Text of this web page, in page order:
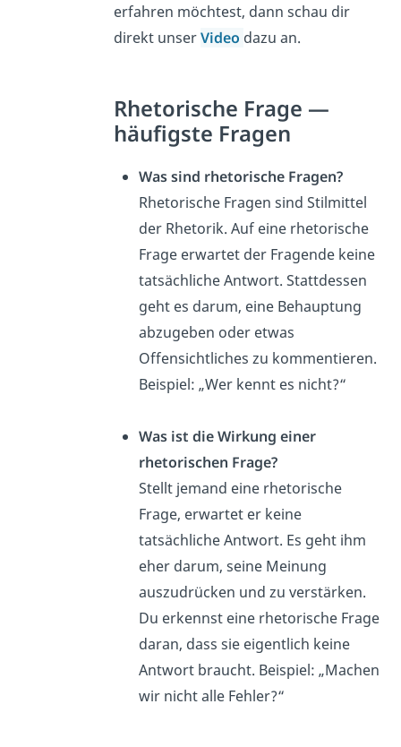
erfahren möchtest, dann schau dir
direkt unserVideo dazu an.
Rhetorische Frage —
häufigste Fragen
Was sind rhetorische Fragen?
Rhetorische Fragen sind Stilmittel
der Rhetorik. Auf eine rhetorische
Frage erwartet der Fragende keine
tatsächliche Antwort. Stattdessen
geht es darum, eine Behauptung
abzugeben oder etwas
Offensichtliches zu kommentieren.
Beispiel: „Wer kennt es nicht?“
Was ist die Wirkung einer
rhetorischen Frage?
Stellt jemand eine rhetorische
Frage, erwartet er keine
tatsächliche Antwort. Es geht ihm
eher darum, seine Meinung
auszudrücken und zu verstärken.
Du erkennst eine rhetorische Frage
daran, dass sie eigentlich keine
Antwort braucht. Beispiel: „Machen
wir nicht alle Fehler?“